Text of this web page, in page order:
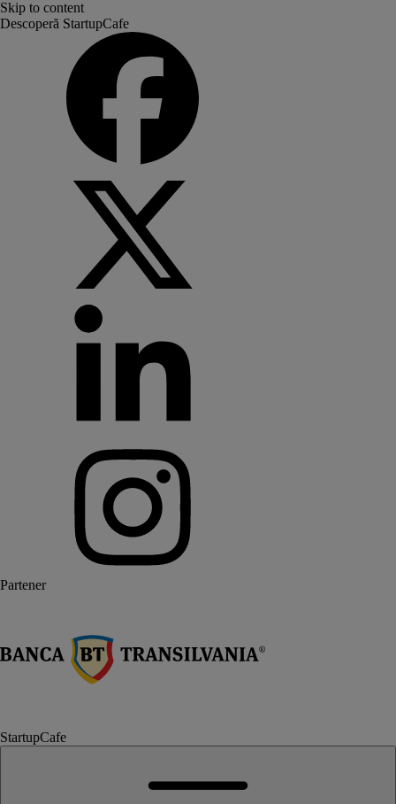
Skip to content
Descoperă StartupCafe
Partener
StartupCafe